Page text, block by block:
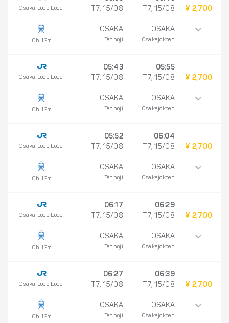
Osaka Loop Local
0h 12m
T7, 15/08
OSAKA
Tennoji
T7, 15/08
OSAKA
Osakajokoen
¥ 2,700
Osaka Loop Local
0h 12m
05:43
T7, 15/08
OSAKA
Tennoji
05:55
T7, 15/08
OSAKA
Osakajokoen
¥ 2,700
Osaka Loop Local
0h 12m
05:52
T7, 15/08
OSAKA
Tennoji
06:04
T7, 15/08
OSAKA
Osakajokoen
¥ 2,700
Osaka Loop Local
0h 12m
06:17
T7, 15/08
OSAKA
Tennoji
06:29
T7, 15/08
OSAKA
Osakajokoen
¥ 2,700
Osaka Loop Local
0h 12m
06:27
T7, 15/08
OSAKA
Tennoji
06:39
T7, 15/08
OSAKA
Osakajokoen
¥ 2,700